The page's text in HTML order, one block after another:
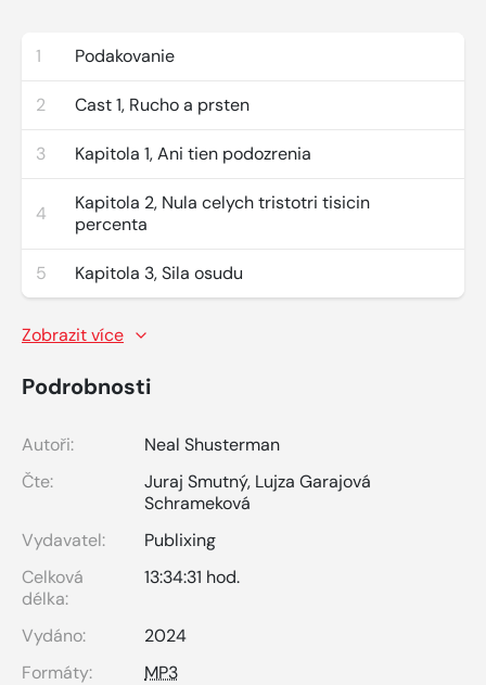
1 Podakovanie
2 Cast 1, Rucho a prsten
3 Kapitola 1, Ani tien podozrenia
4
Kapitola 2, Nula celych tristotri tisicin
percenta
5 Kapitola 3, Sila osudu
Zobrazit více
Podrobnosti
Autoři:
Neal Shusterman
Čte:
Juraj Smutný, Lujza Garajová
Schrameková
Vydavatel:
Publixing
Celková
délka:
13:34:31 hod.
Vydáno:
2024
Formáty:
MP3